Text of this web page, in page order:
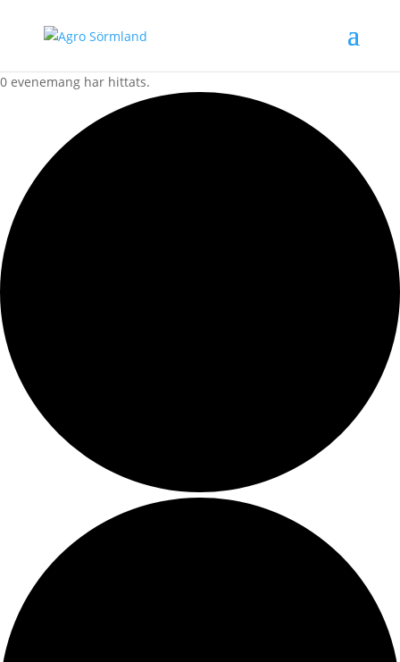
0 evenemang har hittats.